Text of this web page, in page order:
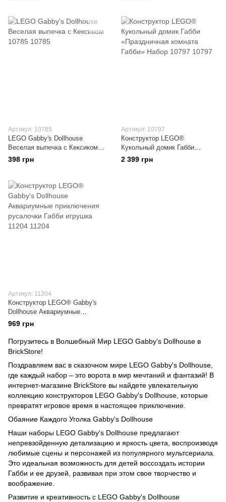
Артикул: 10785
LEGO Gabby's Dollhouse
Веселая выпечка с Кексиком
10785
398 грн
Артикул: 10797
Конструктор LEGO®
Кукольный домик Габби
«Праздничная комната Габби»
Набор 10797
2 399 грн
Артикул: 11204
Конструктор LEGO® Gabby's
Dollhouse Аквариумные
приключения русалочки Габби
игрушка 11204
969 грн
Погрузитесь в Волшебный Мир LEGO Gabby's Dollhouse в
BrickStore!
Поздравляем вас в сказочном мире LEGO Gabby's Dollhouse,
где каждый набор – это ворота в мир мечтаний и фантазий! В
интернет-магазине BrickStore вы найдете увлекательную
коллекцию конструкторов LEGO Gabby's Dollhouse, которые
превратят игровое время в настоящее приключение.
Обаяние Каждого Уголка Gabby's Dollhouse
Наши наборы LEGO Gabby's Dollhouse предлагают
непревзойденную детализацию и яркость цвета, воспроизводя
любимые сцены и персонажей из популярного мультсериала.
Это идеальная возможность для детей воссоздать истории
Габби и ее друзей, развивая при этом свое творчество и
воображение.
Развитие и креативность с LEGO Gabby's Dollhouse